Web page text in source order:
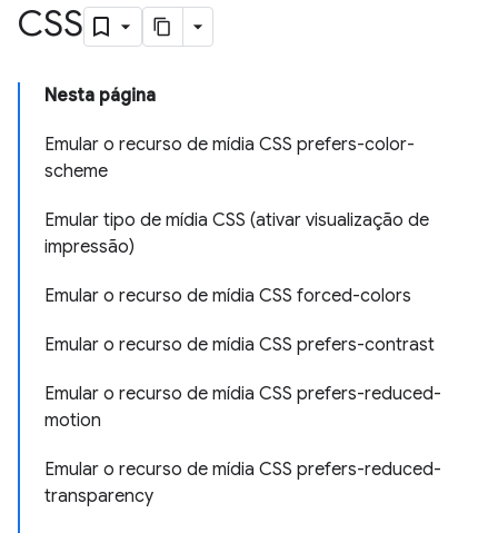
CSS
Nesta página
Emular o recurso de mídia CSS prefers-color-
scheme
Emular tipo de mídia CSS (ativar visualização de
impressão)
Emular o recurso de mídia CSS forced-colors
Emular o recurso de mídia CSS prefers-contrast
Emular o recurso de mídia CSS prefers-reduced-
motion
Emular o recurso de mídia CSS prefers-reduced-
transparency